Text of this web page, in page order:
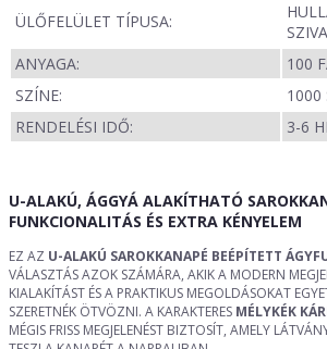
ÜLŐFELÜLET TÍPUSA:
ANYAGA:
100
SZÍNE:
1000
RENDELÉSI IDŐ:
3-6
U-ALAKÚ, ÁGGYÁ ALAKÍTHATÓ
FUNKCIONALITÁS ÉS EXTRA KÉNYELEM
EZ AZ U-ALAKÚ SAROKKANAPÉ BEÉPÍTETT
VÁLASZTÁS AZOK SZÁMÁRA, AKIK A MODERN
KIALAKÍTÁST ÉS A PRAKTIKUS MEGOLDÁSOKAT
SZERETNÉK ÖTVÖZNI. A KARAKTERES MÉLYKÉK
MÉGIS FRISS MEGJELENÉST BIZTOSÍT, AMELY